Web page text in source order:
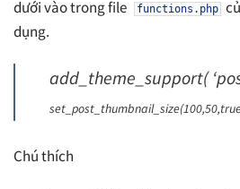
dưới vào trong file
functions . php
dụng.
add_theme_support(
set_post_thumbnail_size(100,50,
Chú thích